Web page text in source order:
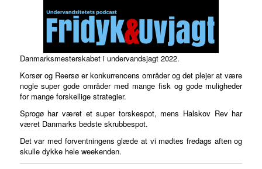
Danmarksmesterskabet i undervandsjagt 2022.
Korsør og Reersø er konkurrencens områder og det plejer at være
nogle super gode områder med mange fisk og gode muligheder
for mange forskellige strategier.
Sprogø har været et super torskespot, mens Halskov Rev har
været Danmarks bedste skrubbespot.
Det var med forventningens glæde at vi mødtes fredags aften og
skulle dykke hele weekenden.